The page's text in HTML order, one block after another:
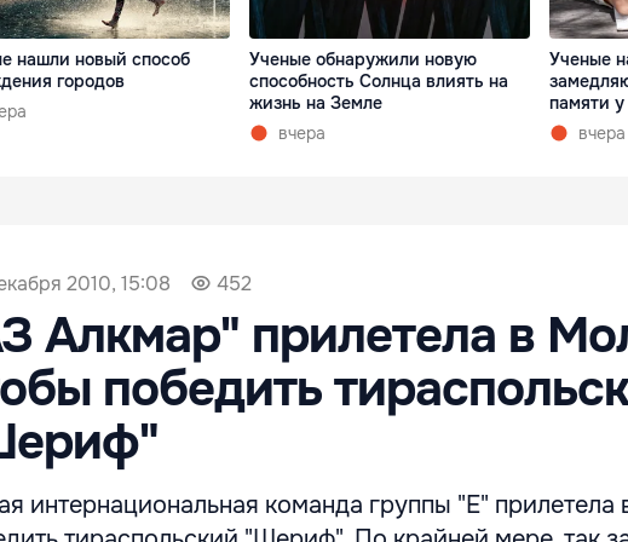
нашли новый способ
городов
Ученые обнаружили новую
способность Солнца влиять на
жизнь на Земле
вчера
Ученые
памяти
вчера
2010, 15:08 452
Алкмар" прилетела в
победить
интернациональная команда группы "Е" прилетела